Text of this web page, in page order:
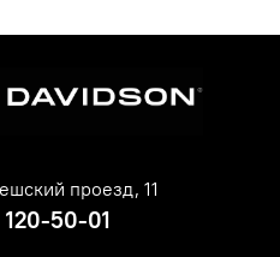
проезд, 11
50-01